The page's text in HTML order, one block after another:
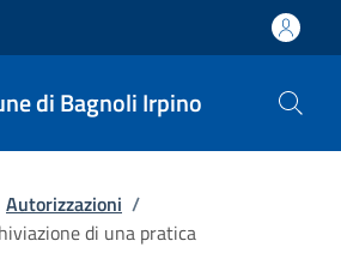
di Bagnoli Irpino
Autorizzazioni /
di una pratica